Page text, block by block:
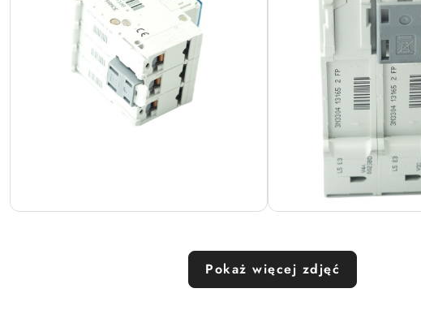
Pokaż więcej zdjęć